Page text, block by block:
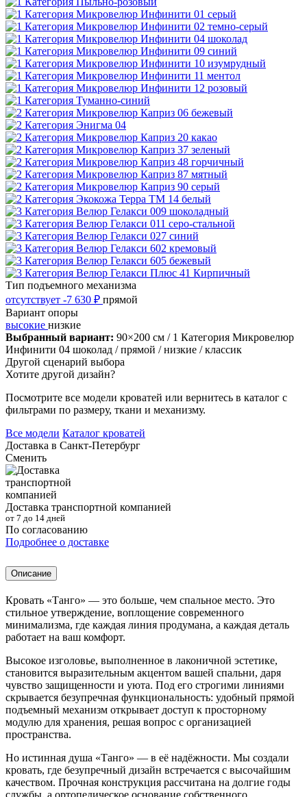
Тип подъемного механизма
отсутствует -7 630 ₽ прямой
Вариант опоры
высокие низкие
Выбранный вариант: 90×200 см / 1 Категория Микровелюр
Инфинити 04 шоколад / прямой / низкие / классик
Другой сценарий выбора
Хотите другой дизайн?
Посмотрите все модели кроватей или вернитесь в каталог с
фильтрами по размеру, ткани и механизму.
Все модели Каталог кроватей
Доставка в Санкт-Петербург
Сменить
Доставка транспортной компанией
от 7 до 14 дней
По согласованию
Подробнее о доставке
Описание
Кровать «Танго» — это больше, чем спальное место. Это
стильное утверждение, воплощение современного
минимализма, где каждая линия продумана, а каждая деталь
работает на ваш комфорт.
Высокое изголовье, выполненное в лаконичной эстетике,
становится выразительным акцентом вашей спальни, даря
чувство защищенности и уюта. Под его строгими линиями
скрывается безупречная функциональность: удобный прямой
подъемный механизм открывает доступ к просторному
модулю для хранения, решая вопрос с организацией
пространства.
Но истинная душа «Танго» — в её надёжности. Мы создали
кровать, где безупречный дизайн встречается с высочайшим
качеством. Прочная конструкция рассчитана на долгие годы
службы, а ортопедическое основание собственного